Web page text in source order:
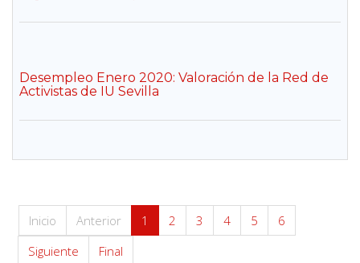
Desempleo Enero 2020: Valoración de la Red de
Activistas de IU Sevilla
Inicio Anterior 1 2 3 4 5
6
Siguiente
Final